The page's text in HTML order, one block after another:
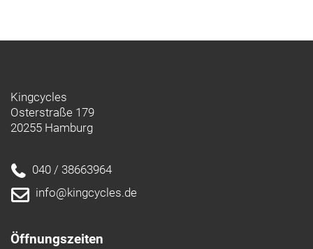
Kingcycles
Osterstraße 179
20255 Hamburg
040 / 38663964
info@kingcycles.de
Öffnungszeiten